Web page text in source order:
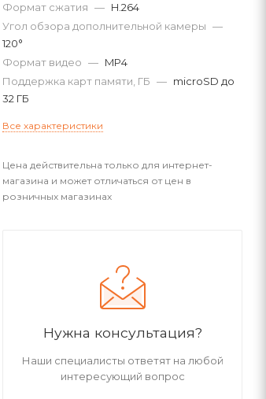
Формат сжатия — H.264
Угол обзора дополнительной камеры —
120°
Формат видео — MP4
Поддержка карт памяти, ГБ — microSD до
32 ГБ
Все характеристики
Цена действительна только для интернет-
магазина и может отличаться от цен в
розничных магазинах
Нужна консультация?
Наши специалисты ответят на любой
интересующий вопрос